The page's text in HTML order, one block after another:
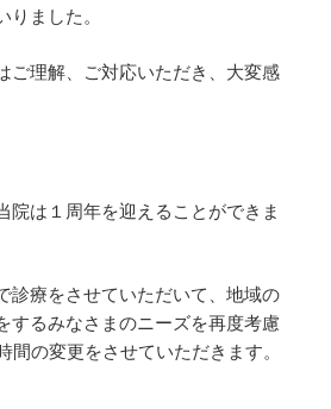
りました。
ご理解、ご対応いただき、大変感
院は１周年を迎えることができま
診療をさせていただいて、地域の
するみなさまのニーズを再度考慮
間の変更をさせていただきます。